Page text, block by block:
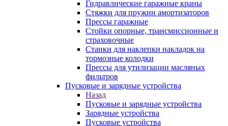
Гидравлические гаражные краны
Стяжки для пружин амортизаторов
Прессы гаражные
Стойки опорные, трансмиссионные и
страховочные
Станки для наклепки накладок на
тормозные колодки
Прессы для утилизации масляных
фильтров
Пусковые и зарядные устройства
Назад
Пусковые и зарядные устройства
Зарядные устройства
Пусковые устройства